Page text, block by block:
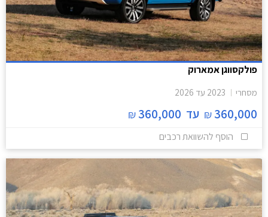
פולקסווגן אמארוק
מסחרי 2023 עד 2026
360,000
₪ עד 360,000
₪
הוסף להשוואת רכבים